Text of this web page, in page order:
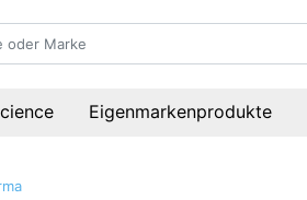
Eigenmarkenprodukte